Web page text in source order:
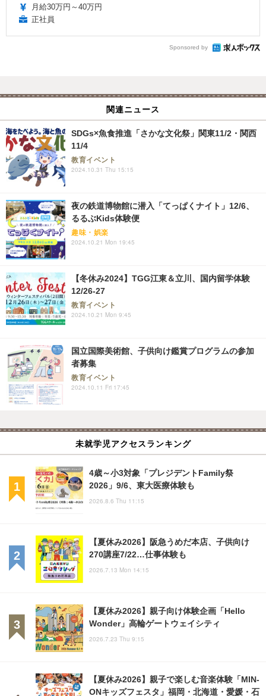
月給30万円～40万円
正社員
Sponsored by
関連ニュース
SDGs×魚食推進「さかな文化祭」関東11/2・関西
11/4
教育イベント
2024.10.31 Thu 15:15
夜の鉄道博物館に潜入「てっぱくナイト」12/6、
るるぶKids体験便
趣味・娯楽
2024.10.21 Mon 19:45
【冬休み2024】TGG江東＆立川、国内留学体験
12/26-27
教育イベント
2024.10.21 Mon 9:45
国立国際美術館、子供向け鑑賞プログラムの参加
者募集
教育イベント
2024.10.11 Fri 17:45
未就学児アクセスランキング
4歳～小3対象「プレジデントFamily祭
2026」9/6、東大医療体験も
2026.8.6 Thu 11:15
【夏休み2026】阪急うめだ本店、子供向け
270講座7/22…仕事体験も
2026.7.13 Mon 14:15
【夏休み2026】親子向け体験企画「Hello
Wonder」高輪ゲートウェイシティ
2026.7.23 Thu 9:15
【夏休み2026】親子で楽しむ音楽体験「MIN-
ONキッズフェスタ」福岡・北海道・愛媛・石